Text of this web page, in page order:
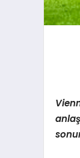
anlaş